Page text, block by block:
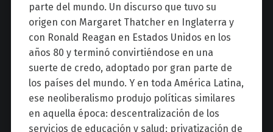
parte del mundo. Un discurso que tuvo su
origen con Margaret Thatcher en Inglaterra y
con Ronald Reagan en Estados Unidos en los
años 80 y terminó convirtiéndose en una
suerte de credo, adoptado por gran parte de
los países del mundo. Y en toda América Latina,
ese neoliberalismo produjo políticas similares
en aquella época: descentralización de los
servicios de educación y salud; privatización de